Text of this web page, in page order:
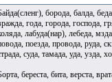
борода, балда,
года, города, господа,
лабуда(нар), лебеда,
поезда, провода, руда,
суда, тамада, уда, узда,
береста, бита, верста,